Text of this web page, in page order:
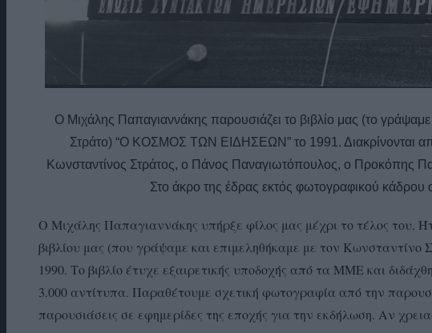
Ο Μιχάλης Παπαγιαννάκης παρουσιάζει το βιβλίο μας (το
Στράτο) “Ο ΚΟΣΜΟΣ ΤΩΝ ΕΙΔΗΣΕΩΝ” το 1991. Διακρίνονται
Κωνσταντίνος Στράτος, ο Πάνος Παναγιωτόπουλος, ο Προκόπης
Στο άκρο της έδρας εκτός φωτογραφικού
Ο Μιχάλης Παπαγιαννάκης υπήρξε φίλος μας μέχρι το τέλος του.
βιβλίου μας (που γράψαμε και επιμεληθήκαμε με τον
1990. Το βιβλίο έτυχε εξαιρετικής υποδοχής από τα ΜΜΕ και
3.000 αντίτυπα. Παραθέτουμε σχετική φωτογραφία από την
παρουσιάσεις σε εφημερίδες της εποχής για την εκδήλωση. Αν